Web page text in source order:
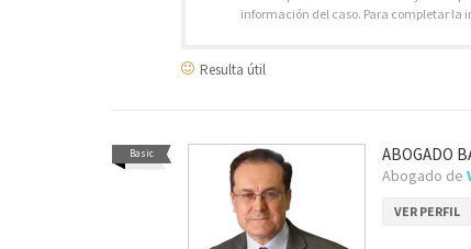
información del caso. Para completar la
Resulta útil
Basic ABOGADO
Abogado de
VER PERFIL